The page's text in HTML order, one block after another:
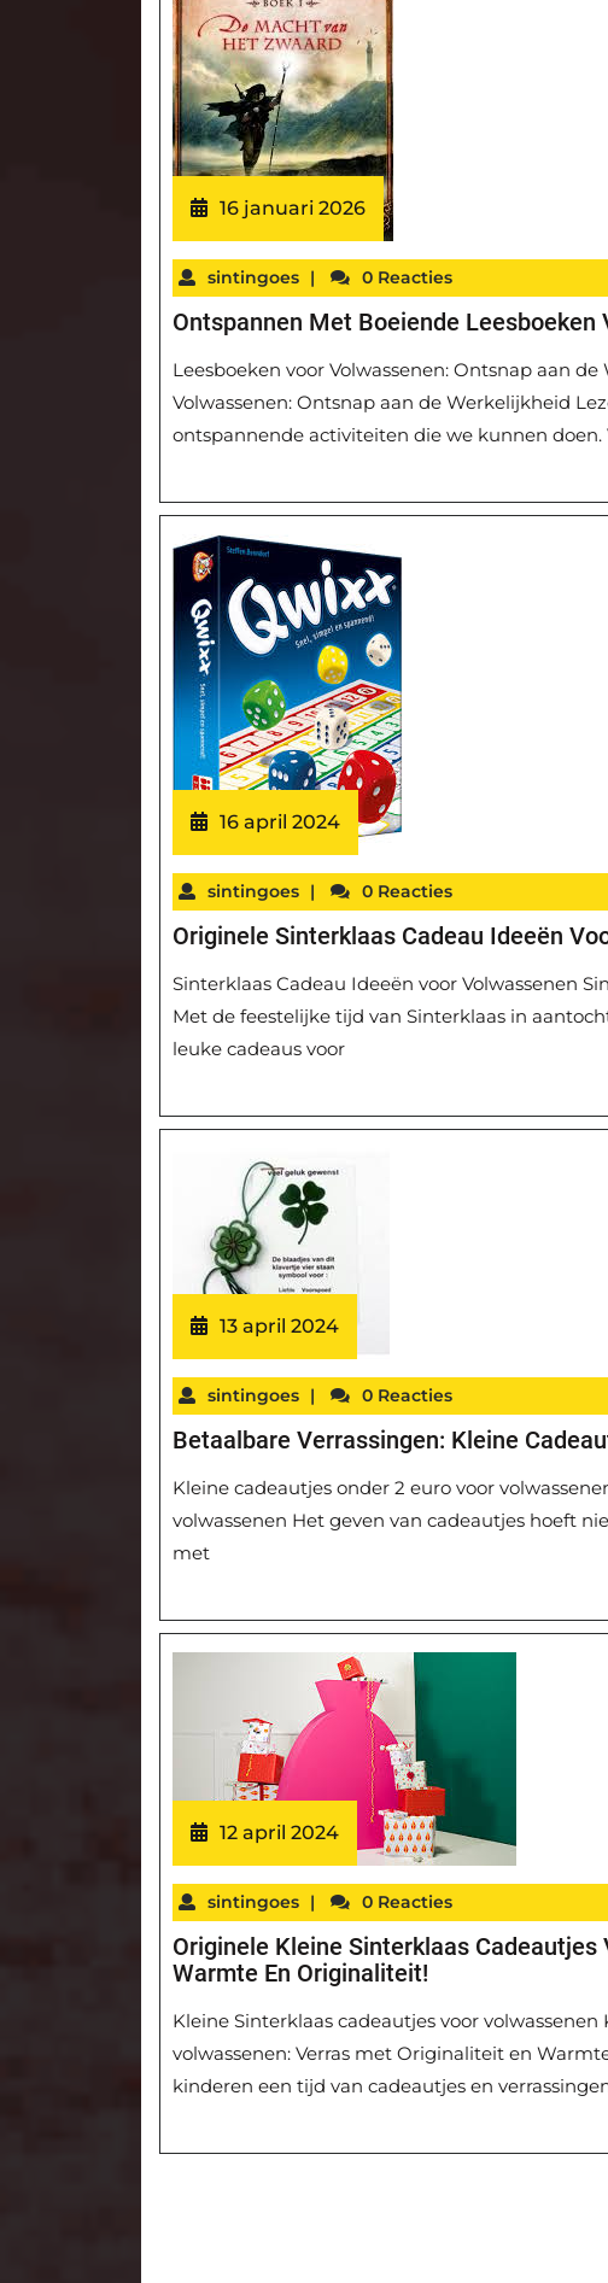
16 januari 2026
sintingoes | 0 Reacties
Ontspannen Met Boeiende Leesboeken
Leesboeken voor Volwassenen: Ontsnap aan
Volwassenen: Ontsnap aan de Werkelijkheid
ontspannende activiteiten die we kunnen doen.
16 april 2024
sintingoes | 0 Reacties
Originele Sinterklaas Cadeau Ideeën
Sinterklaas Cadeau Ideeën voor Volwassenen
Met de feestelijke tijd van Sinterklaas in
leuke cadeaus voor
13 april 2024
sintingoes | 0 Reacties
Betaalbare Verrassingen: Kleine
Kleine cadeautjes onder 2 euro voor
volwassenen Het geven van cadeautjes hoeft
met
12 april 2024
sintingoes | 0 Reacties
Originele Kleine Sinterklaas
Warmte En Originaliteit!
Kleine Sinterklaas cadeautjes voor
volwassenen: Verras met Originaliteit en
kinderen een tijd van cadeautjes en